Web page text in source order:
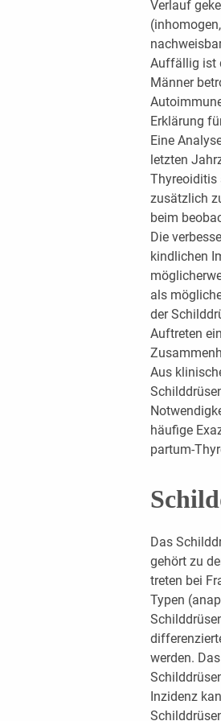
Verlauf
Auffällig ist
Männer
Erklärung
Eine
letzten
Thyreoiditis
zusätzlich
beim
Die
kindlichen
als
der
Auftreten
Aus
häufige
partum-
Das
gehört zu
treten bei
Typen
werden.
Inzidenz